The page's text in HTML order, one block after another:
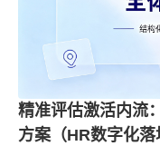
精准评估激活内流
方案（HR数字化落